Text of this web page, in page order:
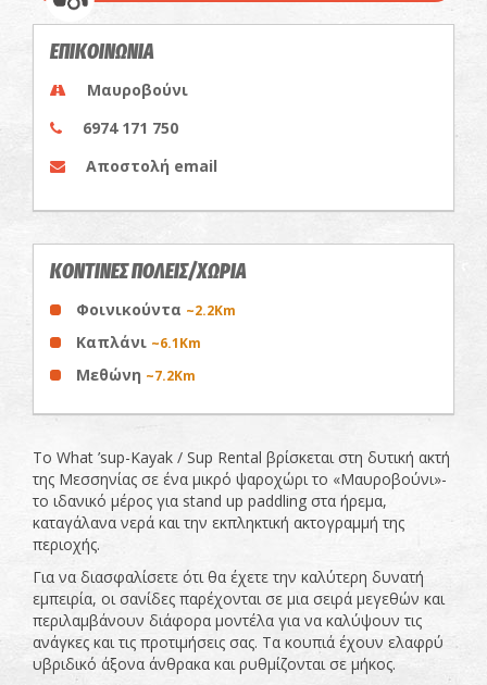
ΕΠΙΚΟΙΝΩΝΙΑ
Μαυροβούνι
6974 171 750
Αποστολή email
ΚΟΝΤΙΝΕΣ ΠΟΛΕΙΣ/ΧΩΡΙΑ
Φοινικούντα ~2.2Km
Καπλάνι ~6.1Km
Μεθώνη ~7.2Km
Το What ’sup-Kayak / Sup Rental βρίσκεται στη δυτική ακτή
της Μεσσηνίας σε ένα μικρό ψαροχώρι το «Μαυροβούνι»-
το ιδανικό μέρος για stand up paddling στα ήρεμα,
καταγάλανα νερά και την εκπληκτική ακτογραμμή της
περιοχής.
Για να διασφαλίσετε ότι θα έχετε την καλύτερη δυνατή
εμπειρία, οι σανίδες παρέχονται σε μια σειρά μεγεθών και
περιλαμβάνουν διάφορα μοντέλα για να καλύψουν τις
ανάγκες και τις προτιμήσεις σας. Τα κουπιά έχουν ελαφρύ
υβριδικό άξονα άνθρακα και ρυθμίζονται σε μήκος.